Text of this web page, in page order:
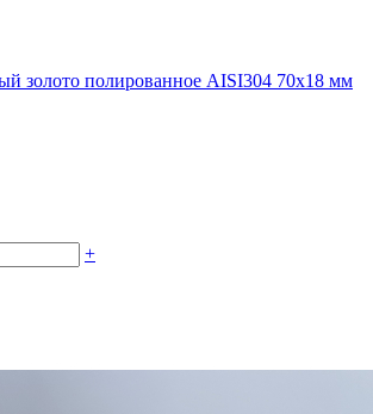
золото полированное AISI304 70х18 мм
+